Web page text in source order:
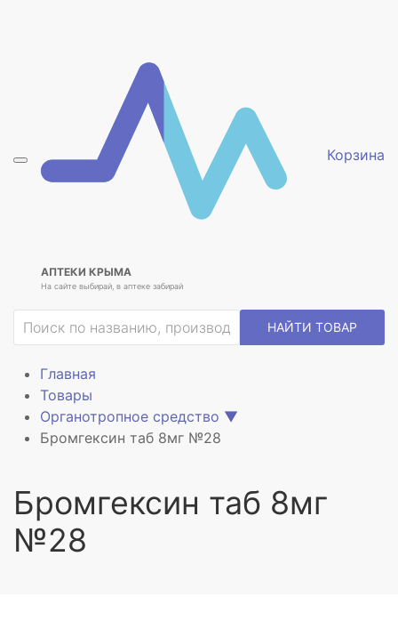
АПТЕКИ КРЫМА
На сайте выбирай, в аптеке забирай
Корзина
НАЙТИ ТОВАР
Главная
Товары
Органотропное средство ▼
Бромгексин таб 8мг №28
Бромгексин таб 8мг
№28